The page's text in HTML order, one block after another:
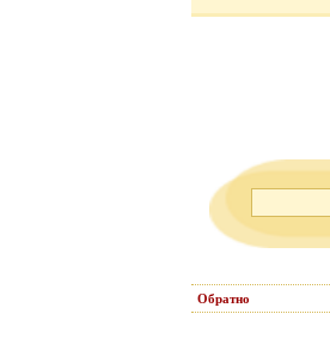
Обратно